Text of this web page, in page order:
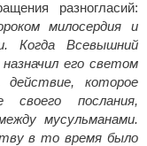
разногласий:
милосердия и
Когда Всевышний
его светом
действие, которое
своего послания,
мусульманами.
в то время было